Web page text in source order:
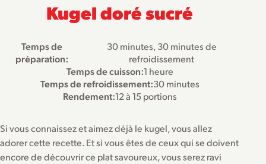
Kugel doré sucré
Temps de
préparation:
30 minutes, 30 minutes de
refroidissement
Temps de cuisson:1 heure
Temps de refroidissement:30 minutes
Rendement:12 à 15 portions
Si vous connaissez et aimez déjà le kugel, vous allez
adorer cette recette. Et si vous êtes de ceux qui se doivent
encore de découvrir ce plat savoureux, vous serez ravi